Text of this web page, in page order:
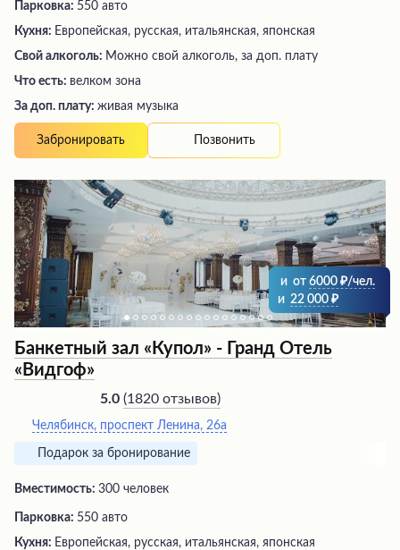
Парковка: 550 авто
Кухня: Европейская, русская, итальянская, японская
Свой алкоголь: Можно свой алкоголь, за доп. плату
Что есть: велком зона
За доп. плату: живая музыка
Забронировать Позвонить
и от 6000
/чел.
и 22 000
Банкетный зал «Купол» - Гранд Отель
«Видгоф»
5.0 (1820 отзывов)
Челябинск, проспект Ленина, 26а
Подарок за бронирование
Вместимость: 300 человек
Парковка: 550 авто
Кухня: Европейская, русская, итальянская, японская